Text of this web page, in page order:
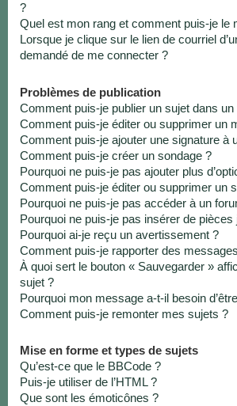
?
Quel est mon rang et comment puis-je le
Lorsque je clique sur le lien de courriel
demandé de me connecter ?
Problèmes de publication
Comment puis-je publier un sujet dans un
Comment puis-je éditer ou supprimer un
Comment puis-je ajouter une signature à
Comment puis-je créer un sondage ?
Pourquoi ne puis-je pas ajouter plus
Comment puis-je éditer ou supprimer un
Pourquoi ne puis-je pas accéder à un
Pourquoi ne puis-je pas insérer de pièces
Pourquoi ai-je reçu un avertissement ?
Comment puis-je rapporter des
À quoi sert le bouton « Sauvegarder »
sujet ?
Pourquoi mon message a-t-il besoin
Comment puis-je remonter mes sujets ?
Mise en forme et types de sujets
Qu’est-ce que le BBCode ?
Puis-je utiliser de l’HTML ?
Que sont les émoticônes ?